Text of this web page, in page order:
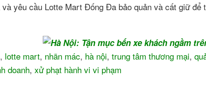
và yêu cầu Lotte Mart Đống Đa bảo quản và cất giữ để
, lotte mart, nhãn mác, hà nội, trung tâm thương mại,
doanh, xử phạt hành vi vi phạm